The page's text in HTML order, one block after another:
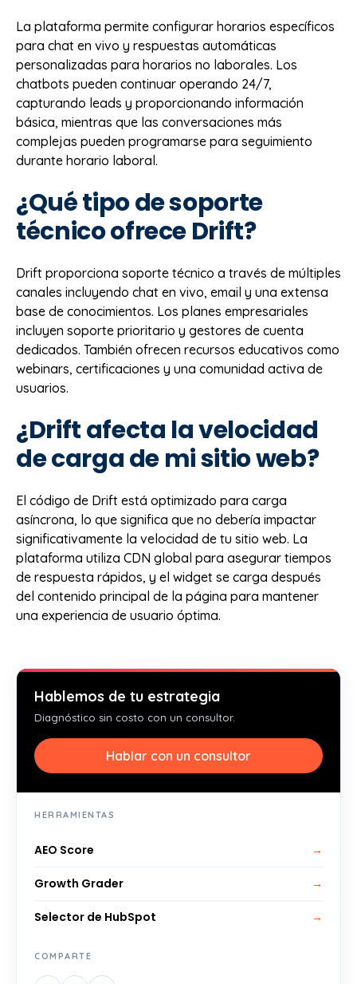
La plataforma permite configurar horarios específicos
para chat en vivo y respuestas automáticas
personalizadas para horarios no laborales. Los
chatbots pueden continuar operando 24/7,
capturando leads y proporcionando información
básica, mientras que las conversaciones más
complejas pueden programarse para seguimiento
durante horario laboral.
¿Qué tipo de soporte
técnico ofrece Drift?
Drift proporciona soporte técnico a través de múltiples
canales incluyendo chat en vivo, email y una extensa
base de conocimientos. Los planes empresariales
incluyen soporte prioritario y gestores de cuenta
dedicados. También ofrecen recursos educativos como
webinars, certificaciones y una comunidad activa de
usuarios.
¿Drift afecta la velocidad
de carga de mi sitio web?
El código de Drift está optimizado para carga
asíncrona, lo que significa que no debería impactar
significativamente la velocidad de tu sitio web. La
plataforma utiliza CDN global para asegurar tiempos
de respuesta rápidos, y el widget se carga después
del contenido principal de la página para mantener
una experiencia de usuario óptima.
Hablemos de tu estrategia
Diagnóstico sin costo con un consultor.
Hablar con un consultor
HERRAMIENTAS
AEO Score →
Growth Grader →
Selector de HubSpot →
COMPARTE